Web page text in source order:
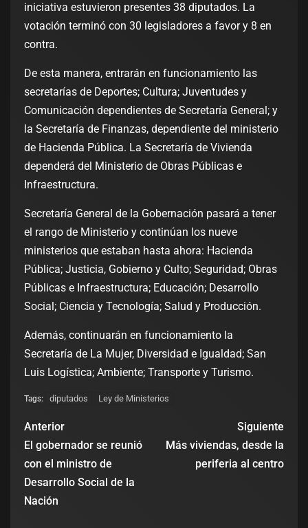
iniciativa estuvieron presentes 38 diputados. La
votación terminó con 30 legisladores a favor y 8 en
contra.
De esta manera, entrarán en funcionamiento las
secretarías de Deportes; Cultura; Juventudes y
Comunicación dependientes de Secretaría General; y
la Secretaría de Finanzas, dependiente del ministerio
de Hacienda Pública. La Secretaría de Vivienda
dependerá del Ministerio de Obras Públicas e
Infraestructura.
Secretaría General de la Gobernación pasará a tener
el rango de Ministerio y continúan los nueve
ministerios que estaban hasta ahora: Hacienda
Pública; Justicia, Gobierno y Culto; Seguridad; Obras
Públicas e Infraestructura; Educación; Desarrollo
Social; Ciencia y Tecnología; Salud y Producción.
Además, continuarán en funcionamiento la
Secretaría de La Mujer, Diversidad e Igualdad; San
Luis Logística; Ambiente; Transporte y Turismo.
Tags: diputados Ley de Ministerios
Anterior
El gobernador se reunió
con el ministro de
Desarrollo Social de la
Nación
Siguiente
Más viviendas, desde la
periferia al centro